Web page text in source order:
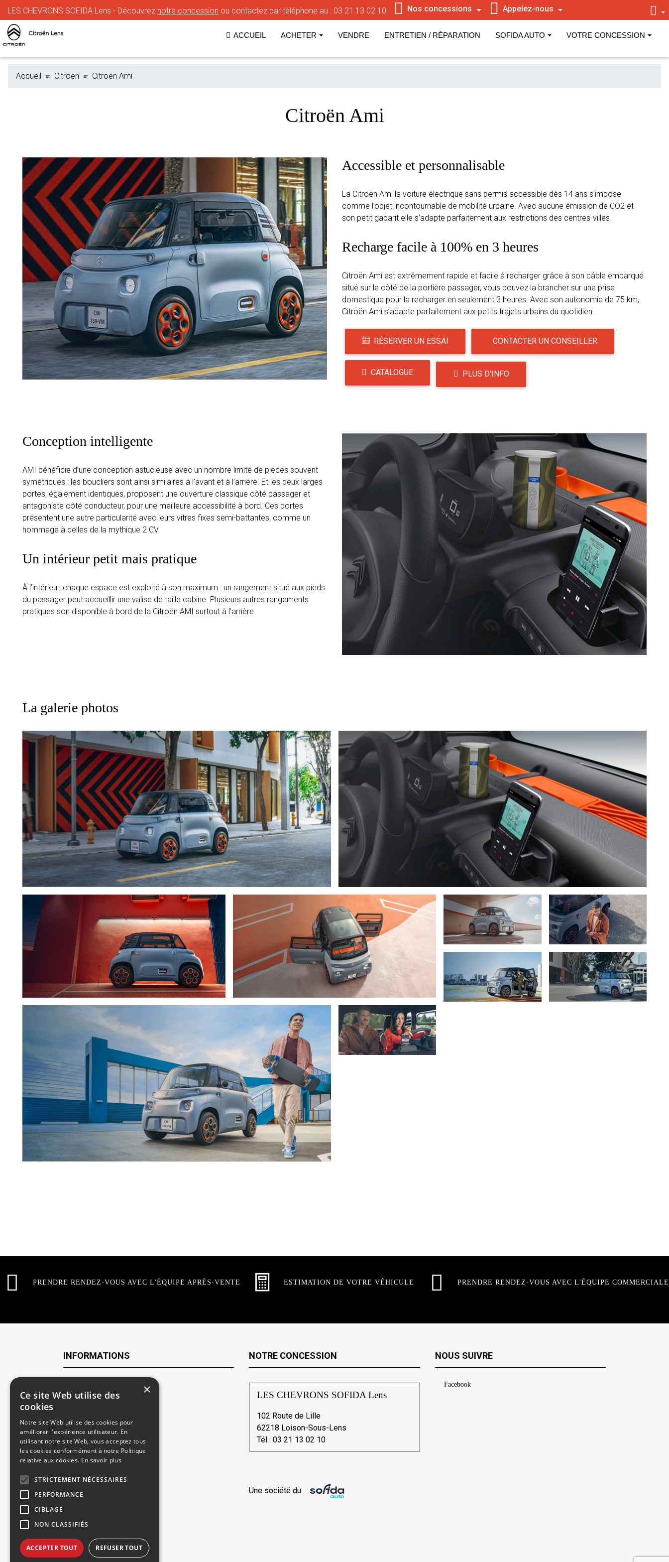
LES CHEVRONS SOFIDA Lens - Découvrez notre concession ou contactez par téléphone au : 03 21 13 02 10 Nos concessions Appelez-nous
ACCUEIL ACHETER VENDRE ENTRETIEN / RÉPARATION SOFIDA AUTO VOTRE CONCESSION
Accueil Citroën Citroën Ami
Citroën Ami
Accessible et personnalisable
La Citroën Ami la voiture électrique sans permis accessible dès 14 ans s’impose
comme l’objet incontournable de mobilité urbaine. Avec aucune émission de CO2 et
son petit gabarit elle s’adapte parfaitement aux restrictions des centres-villes.
Recharge facile à 100% en 3 heures
Citroën Ami est extrêmement rapide et facile à recharger grâce à son câble embarqué
situé sur le côté de la portière passager, vous pouvez la brancher sur une prise
domestique pour la recharger en seulement 3 heures. Avec son autonomie de 75 km,
Citroën Ami s’adapte parfaitement aux petits trajets urbains du quotidien.
RÉSERVER UN ESSAI CONTACTER UN CONSEILLER
CATALOGUE PLUS D'INFO
Conception intelligente
AMI bénéficie d’une conception astucieuse avec un nombre limité de pièces souvent
symétriques : les boucliers sont ainsi similaires à l’avant et à l’arrière. Et les deux larges
portes, également identiques, proposent une ouverture classique côté passager et
antagoniste côté conducteur, pour une meilleure accessibilité à bord. Ces portes
présentent une autre particularité avec leurs vitres fixes semi-battantes, comme un
hommage à celles de la mythique 2 CV
Un intérieur petit mais pratique
À l’intérieur, chaque espace est exploité à son maximum : un rangement situé aux pieds
du passager peut accueillir une valise de taille cabine. Plusieurs autres rangements
pratiques son disponible à bord de la Citroën AMI surtout à l’arrière.
La galerie photos
PRENDRE RENDEZ-VOUS AVEC L'ÉQUIPE APRÈS-VENTE ESTIMATION DE VOTRE VÉHICULE PRENDRE RENDEZ-VOUS AVEC L'ÉQUIPE COMMERCIALE
INFORMATIONS
Rendez-vous atelier
Mentions légales
Gestion des cookies
NOTRE CONCESSION
LES CHEVRONS SOFIDA Lens
102 Route de Lille
62218 Loison-Sous-Lens
Tél :03 21 13 02 10
Une société du
NOUS SUIVRE
Facebook
×
Ce site Web utilise des
cookies
Notre site Web utilise des cookies pour
améliorer l'expérience utilisateur. En
utilisant notre site Web, vous acceptez tous
les cookies conformément à notre Politique
relative aux cookies. En savoir plus
STRICTEMENT NÉCESSAIRES
PERFORMANCE
CIBLAGE
NON CLASSIFIÉS
ACCEPTER TOUT REFUSER TOUT